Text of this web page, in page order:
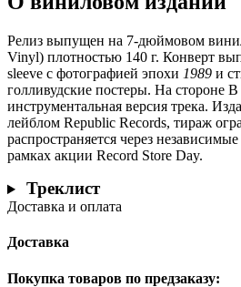
Релиз выпущен на 7-дюймовом
Vinyl) плотностью 140 г. Конверт
sleeve с фотографией эпохи 1989 и
голливудские постеры. На стороне
инструментальная версия трека.
лейблом Republic Records, тираж
распространяется через
рамках акции Record Store Day.
Треклист
Доставка и оплата
Доставка
Покупка товаров по предзаказу: